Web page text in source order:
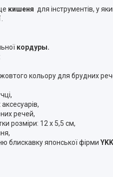
кишеня для інструментів, у
кордуры.
кольору для брудних
речей,
розміри: 12 х 5,5 см,
блискавку японської фірми YKK